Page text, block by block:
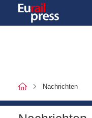
Nachrichten